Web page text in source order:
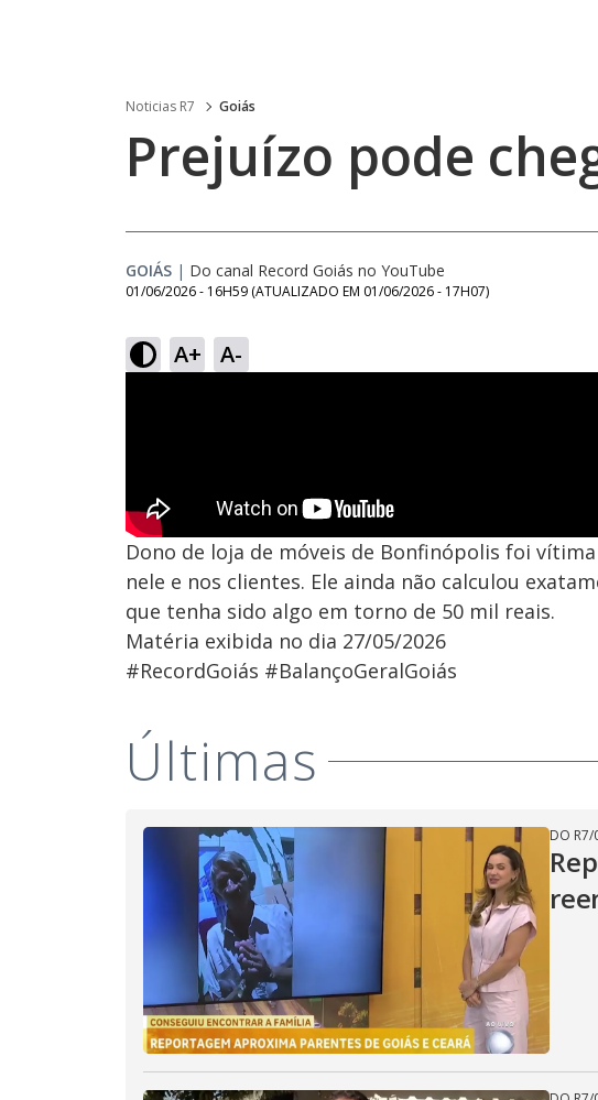
Noticias R7 Goiás
Prejuízo pode
GOIÁS | Do canal Record Goiás no YouTube
01/06/2026 - 16H59 (ATUALIZADO EM 01/06/2026 - 17H07)
A+ A-
Dono de loja de móveis de Bonfinópolis foi
nele e nos clientes. Ele ainda não calculou
que tenha sido algo em torno de 50 mil reais.
Matéria exibida no dia 27/05/2026
#RecordGoiás #BalançoGeralGoiás
Últimas
DO R7/